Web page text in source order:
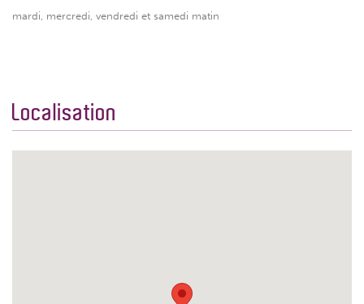
mardi, mercredi, vendredi et samedi matin
Localisation